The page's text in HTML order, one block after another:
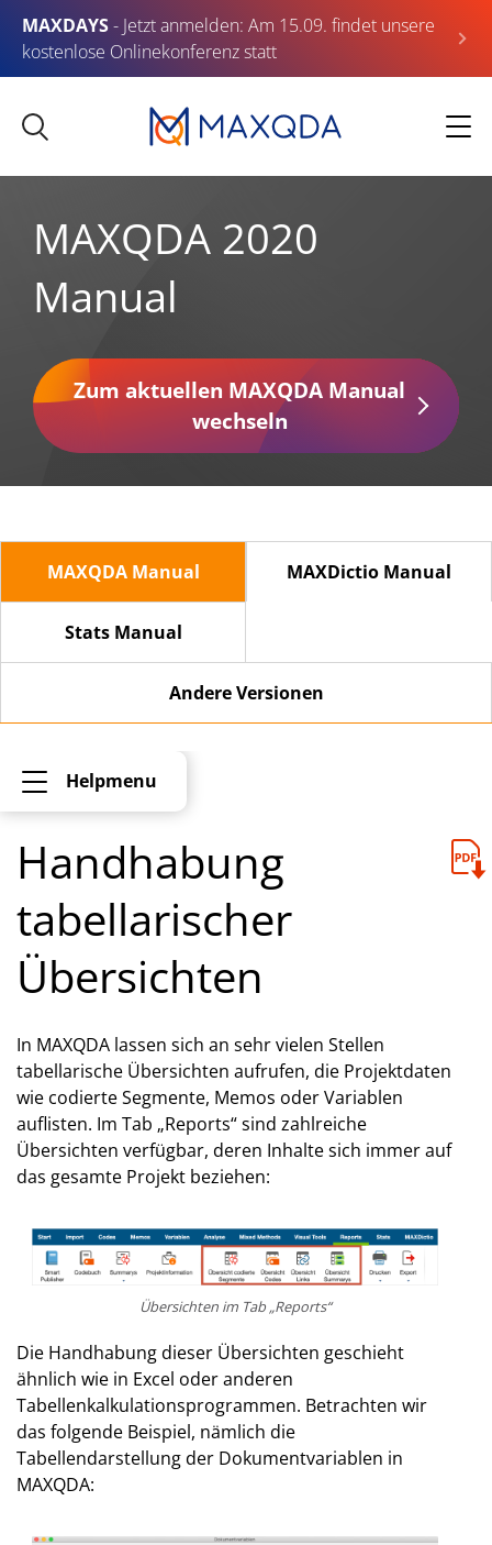
MAXDAYS- Jetzt anmelden: Am 15.09. findet unsere
kostenlose Onlinekonferenz statt
MAXQDA 2020
Manual
Zum aktuellen MAXQDA Manual
wechseln
MAXQDA Manual MAXDictio Manual
Stats Manual
Andere Versionen
Helpmenu
Handhabung
tabellarischer
Übersichten
In MAXQDA lassen sich an sehr vielen Stellen
tabellarische Übersichten aufrufen, die Projektdaten
wie codierte Segmente, Memos oder Variablen
auflisten. Im Tab „Reports“ sind zahlreiche
Übersichten verfügbar, deren Inhalte sich immer auf
das gesamte Projekt beziehen:
Übersichten im Tab „Reports“
Die Handhabung dieser Übersichten geschieht
ähnlich wie in Excel oder anderen
Tabellenkalkulationsprogrammen. Betrachten wir
das folgende Beispiel, nämlich die
Tabellendarstellung der Dokumentvariablen in
MAXQDA: